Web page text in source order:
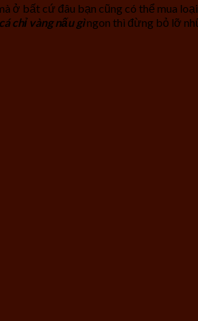
ở bất cứ đâu bạn cũng có thể mua
cá chỉ vàng nấu gìngon thì đừng bỏ lỡ